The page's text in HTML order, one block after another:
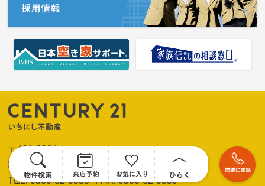
〒491-0024
愛知県一宮市富士3-2-28
TEL: 0586-82-0558 FAX: 0586-82-0559